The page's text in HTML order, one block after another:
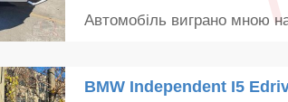
Автомобіль виграно мною
BMW Independent I5